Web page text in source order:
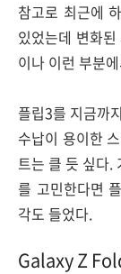
참고로 최근에
있었는데 변화
이나 이런 부분
플립3를 지금까
수납이 용이한
트는 클 듯 싶다.
를 고민한다면
각도 들었다.
Galaxy Z